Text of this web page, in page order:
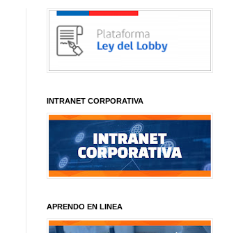
INTRANET CORPORATIVA
APRENDO EN LINEA